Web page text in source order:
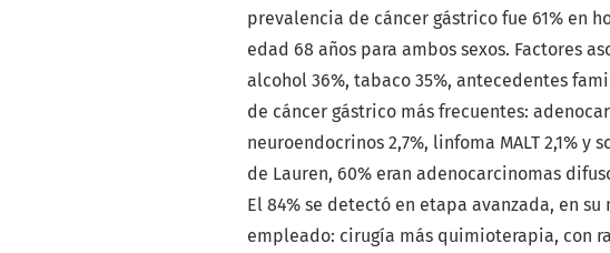
prevalencia de cáncer gástrico fue 61% en
edad 68 años para ambos sexos. Factores
alcohol 36%, tabaco 35%, antecedentes
de cáncer gástrico más frecuentes:
neuroendocrinos 2,7%, linfoma MALT 2,1% y
de Lauren, 60% eran adenocarcinomas
El 84% se detectó en etapa avanzada, en
empleado: cirugía más quimioterapia, con